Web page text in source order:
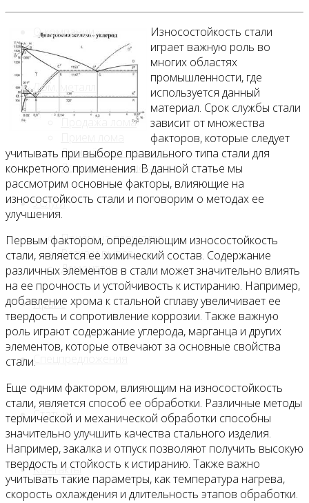
О компании
Лом, металл
Продажа лома
Лом чёрных металлов
Лом цветных металлов
Услуги
Приём на площадке
Резка и вывоз
Демонтаж
Прайс
Статьи
Контакты
Износостойкость стали
играет важную роль во
многих областях
промышленности, где
используется данный
материал. Срок службы стали
зависит от множества
факторов, которые следует
учитывать при выборе правильного типа стали для
конкретного применения. В данной статье мы
рассмотрим основные факторы, влияющие на
износостойкость стали и поговорим о методах ее
улучшения.
Первым фактором, определяющим износостойкость
стали, является ее химический состав. Содержание
различных элементов в стали может значительно влиять
на ее прочность и устойчивость к истиранию. Например,
добавление хрома к стальной сплаву увеличивает ее
твердость и сопротивление коррозии. Также важную
роль играют содержание углерода, марганца и других
элементов, которые отвечают за основные свойства
стали.
Еще одним фактором, влияющим на износостойкость
стали, является способ ее обработки. Различные методы
термической и механической обработки способны
значительно улучшить качества стального изделия.
Например, закалка и отпуск позволяют получить высокую
твердость и стойкость к истиранию. Также важно
учитывать такие параметры, как температура нагрева,
скорость охлаждения и длительность этапов обработки.